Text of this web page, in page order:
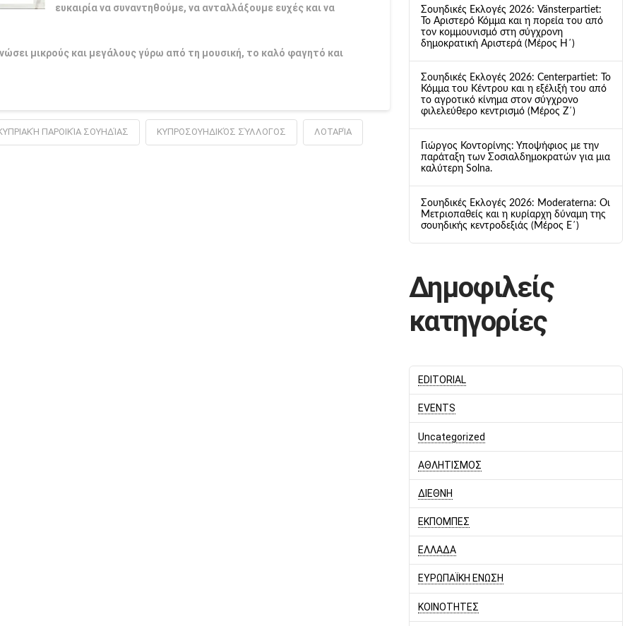
ευκαιρία να συναντηθούμε, να ανταλλάξουμε ευχές και να
μικρούς και μεγάλους γύρω από τη μουσική, το καλό φαγητό και
ΠΑΡΟΙΚΊΑ ΣΟΥΗΔΊΑΣ ΚΥΠΡΟΣΟΥΗΔΙΚΌΣ ΣΎΛΛΟΓΟΣ ΛΟΤΑΡΊΑ
Σουηδικές Εκλογές 2026: Vänsterpartiet:
Το Αριστερό Κόμμα και η πορεία του από
τον κομμουνισμό στη σύγχρονη
δημοκρατική Αριστερά (Μέρος Η΄)
Σουηδικές Εκλογές 2026: Centerpartiet: Το
Κόμμα του Κέντρου και η εξέλιξή του από
το αγροτικό κίνημα στον σύγχρονο
φιλελεύθερο κεντρισμό (Μέρος Ζ΄)
Γιώργος Κοντορίνης: Υποψήφιος με την
παράταξη των Σοσιαλδημοκρατών για μια
καλύτερη Solna.
Σουηδικές Εκλογές 2026: Moderaterna: Οι
Μετριοπαθείς και η κυρίαρχη δύναμη της
σουηδικής κεντροδεξιάς (Μέρος Ε΄)
Δημοφιλείς
κατηγορίες
EDITORIAL
EVENTS
Uncategorized
ΑΘΛΗΤΙΣΜΟΣ
ΔΙΕΘΝΗ
ΕΚΠΟΜΠΕΣ
ΕΛΛΑΔΑ
ΕΥΡΩΠΑΪΚΗ ΕΝΩΣΗ
ΚΟΙΝΟΤΗΤΕΣ